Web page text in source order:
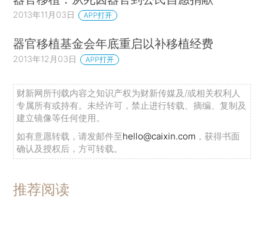
2013年11月03日 APP打开
器官移植基金会年底重启以补移植经费
2013年12月03日 APP打开
财新网所刊载内容之知识产权为财新传媒及/或相关权利人
专属所有或持有。未经许可，禁止进行转载、摘编、复制及
建立镜像等任何使用。
如有意愿转载，请发邮件至hello@caixin.com ，获得书面
确认及授权后，方可转载。
推荐阅读